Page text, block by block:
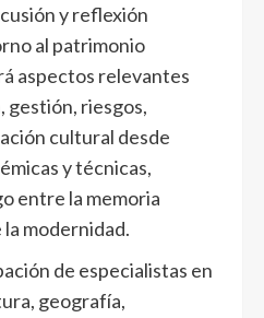
y reflexión
al patrimonio
aspectos relevantes
gestión, riesgos,
cultural desde
y técnicas,
entre la memoria
modernidad.
de especialistas en
geografía,